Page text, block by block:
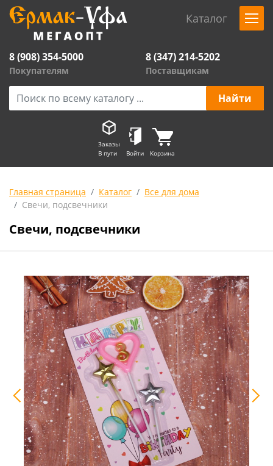
Каталог
8 (908) 354-5000
Покупателям
8 (347) 214-5202
Поставщикам
Заказы
В пути
Войти Корзина
Главная страница Каталог
Все для дома
Свечи, подсвечники
Свечи, подсвечники